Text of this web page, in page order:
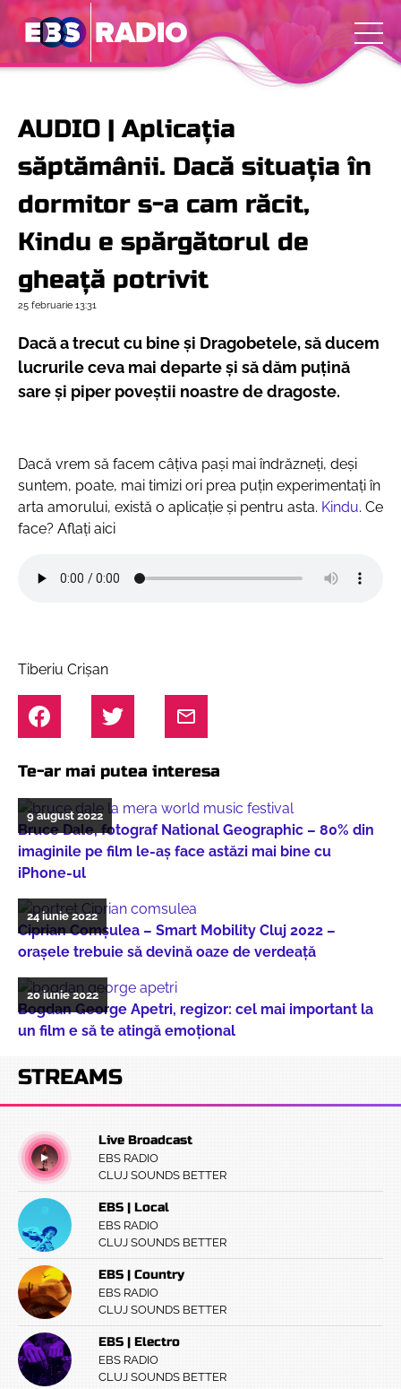
AUDIO | Aplicația
săptămânii. Dacă situația în
dormitor s-a cam răcit,
Kindu e spărgătorul de
gheață potrivit
25 februarie 13:31
Dacă a trecut cu bine și Dragobetele, să ducem
lucrurile ceva mai departe și să dăm puțină
sare și piper poveștii noastre de dragoste.
Dacă vrem să facem câțiva pași mai îndrăzneți, deși
suntem, poate, mai timizi ori prea puțin experimentați în
arta amorului, există o aplicație și pentru asta. Kindu. Ce
face? Aflați aici
Tiberiu Crișan
Te-ar mai putea interesa
Bruce Dale, fotograf National Geographic – 80% din
imaginile pe film le-aș face astăzi mai bine cu
iPhone-ul
9 august 2022
Ciprian Comșulea – Smart Mobility Cluj 2022 –
orașele trebuie să devină oaze de verdeață
24 iunie 2022
Bogdan George Apetri, regizor: cel mai important la
un film e să te atingă emoțional
20 iunie 2022
STREAMS
Live Broadcast
EBS RADIO
CLUJ SOUNDS BETTER
EBS | Local
EBS RADIO
CLUJ SOUNDS BETTER
EBS | Country
EBS RADIO
CLUJ SOUNDS BETTER
EBS | Electro
EBS RADIO
CLUJ SOUNDS BETTER